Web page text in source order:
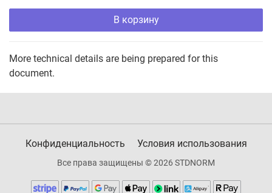
В корзину
More technical details are being prepared for this
document.
Конфиденциальность Условия использования
Все права защищены © 2026 STDNORM